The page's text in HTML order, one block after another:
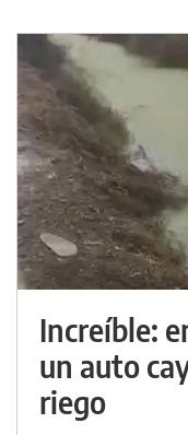
Increíble:
un auto
riego